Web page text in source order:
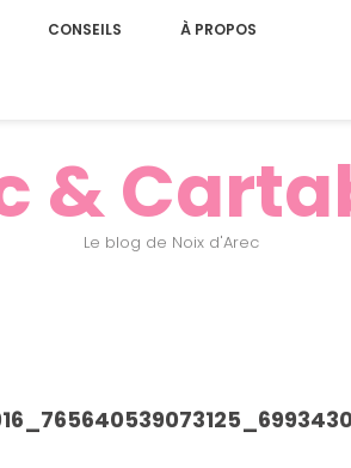
CONSEILS À PROPOS
&
Le blog de Noix d'Arec